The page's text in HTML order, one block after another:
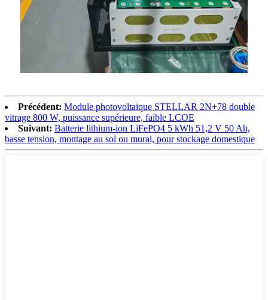
Précédent: Module photovoltaïque STELLAR 2N+78 double
vitrage 800 W, puissance supérieure, faible LCOE
Suivant: Batterie lithium-ion LiFePO4 5 kWh 51,2 V 50 Ah,
basse tension, montage au sol ou mural, pour stockage domestique